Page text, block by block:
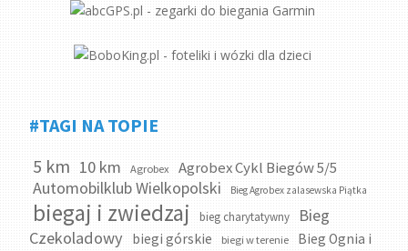
#TAGI NA TOPIE
5 km 10 km Agrobex Agrobex Cykl Biegów 5/5
Automobilklub Wielkopolski Bieg Agrobex zalasewska Piątka
biegaj i zwiedzaj bieg charytatywny
Bieg
Czekoladowy
biegi górskie biegi w terenie
Bieg Ognia i